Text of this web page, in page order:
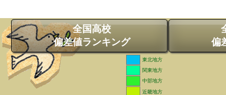
全国高校
偏差値ランキング
偏
東北地方
関東地方
中部地方
近畿地方